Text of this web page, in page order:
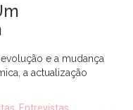
e a mudança
a actualização